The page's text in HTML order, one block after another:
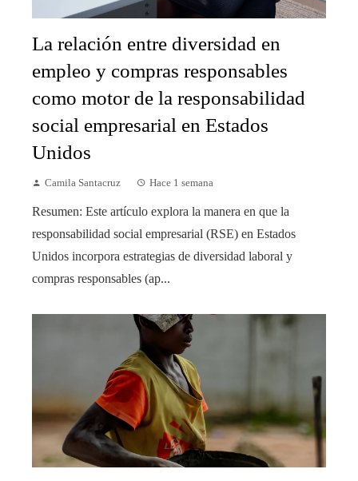
La relación entre diversidad en
empleo y compras responsables
como motor de la responsabilidad
social empresarial en Estados
Unidos
Camila Santacruz Hace 1 semana
Resumen: Este artículo explora la manera en que la
responsabilidad social empresarial (RSE) en Estados
Unidos incorpora estrategias de diversidad laboral y
compras responsables (ap...